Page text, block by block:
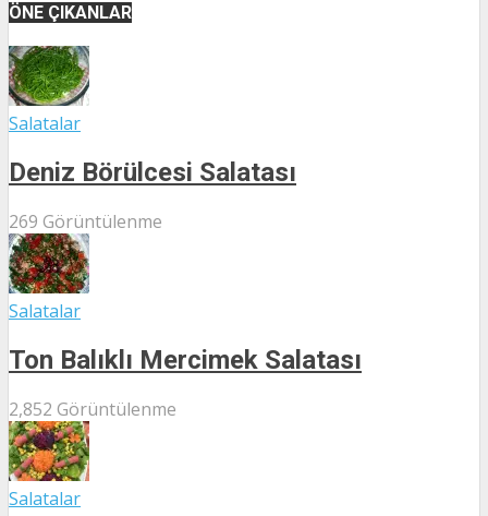
ÖNE ÇIKANLAR
Salatalar
Deniz Börülcesi Salatası
269 Görüntülenme
Salatalar
Ton Balıklı Mercimek Salatası
2,852 Görüntülenme
Salatalar